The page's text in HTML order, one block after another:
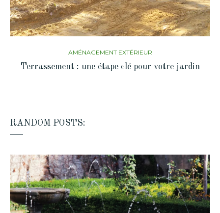
AMÉNAGEMENT EXTÉRIEUR
Terrassement : une étape clé pour votre jardin
RANDOM POSTS: